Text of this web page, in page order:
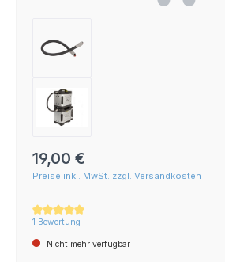
Regulärer Preis:
19,00 €
Preise inkl. MwSt. zzgl. Versandkosten
Durchschnittliche Bewertung von 5 von 5 Sternen
1 Bewertung
Nicht mehr verfügbar